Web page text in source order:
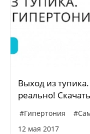
Выход из
реально!
#Гипертония
12 мая 2017